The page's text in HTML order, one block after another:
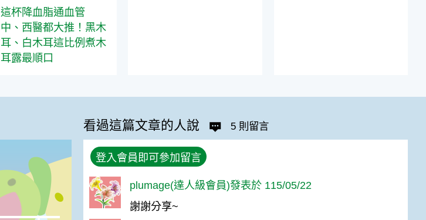
這杯降血脂通血管
中、西醫都大推！黑木
耳、白木耳這比例煮木
耳露最順口
看過這篇文章的人說 5 則留言
登入會員即可參加留言
plumage(達人級會員)發表於 115/05/22
謝謝分享~